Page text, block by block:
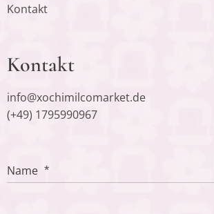
Kontakt
Kontakt
info@xochimilcomarket.de
(+49) 1795990967
Name